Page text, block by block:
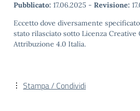
Pubblicato: 17.06.2025 - Revisione:
Eccetto dove diversamente
stato rilasciato sotto Licenza Creative
Attribuzione 4.0 Italia.
Stampa / Condividi